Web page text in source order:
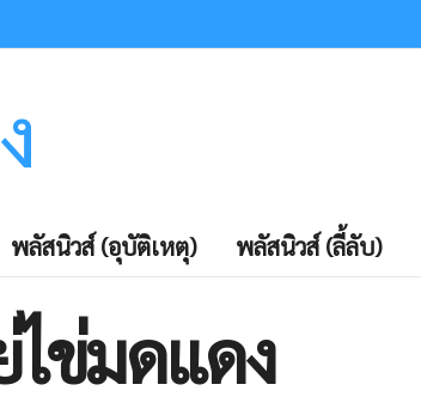
พลัสนิวส์ (อุบัติเหตุ) พลัสนิวส์ (ลี้ลับ)
ข่มดแดง